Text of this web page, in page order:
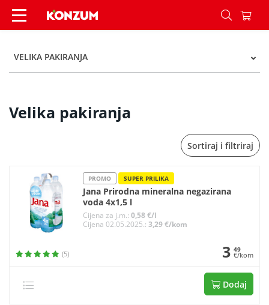
Velika pakiranja - Kategorije - Konzum
VELIKA PAKIRANJA
Velika pakiranja
Sortiraj i filtriraj
PROMO SUPER PRILIKA
Jana Prirodna mineralna negazirana
voda 4x1,5 l
Cijena za j.m.:0,58 €/l
Cijena 02.05.2025.:3,29 €/kom
(5) 3 49
€/kom
Dodaj